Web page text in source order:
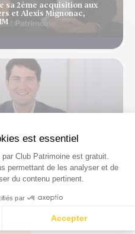
sa 2ème acquisition aux
et Alexis Mignonac,
Europe pour Edmond de